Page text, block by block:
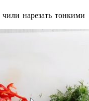
нарезать тонкими